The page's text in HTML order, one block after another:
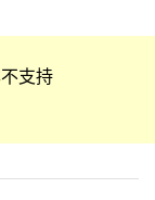
支持